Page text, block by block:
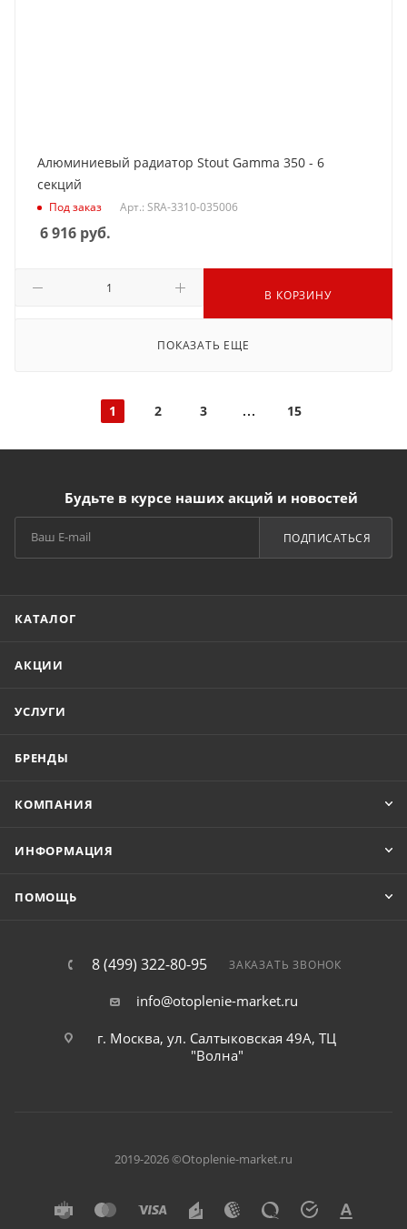
Алюминиевый радиатор Stout Gamma 350 - 6
секций
Под заказ Арт.: SRA-3310-035006
6 916 руб.
В КОРЗИНУ
ПОКАЗАТЬ ЕЩЕ
1 2 3 15
Будьте в курсе наших акций и новостей
ПОДПИСАТЬСЯ
КАТАЛОГ
АКЦИИ
УСЛУГИ
БРЕНДЫ
КОМПАНИЯ
ИНФОРМАЦИЯ
ПОМОЩЬ
8 (499) 322-80-95 ЗАКАЗАТЬ ЗВОНОК
info@otoplenie-market.ru
г. Москва, ул. Салтыковская 49А, ТЦ
"Волна"
2019-2026 ©Otoplenie-market.ru